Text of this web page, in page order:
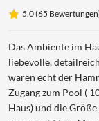
Seitenhain
5.0 (65
Das Ambiente im
liebevolle,
waren echt der
Zugang zum Pool (
Haus) und die Größe